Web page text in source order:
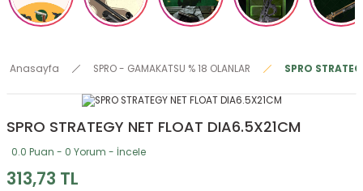
Anasayfa SPRO - GAMAKATSU % 18 OLANLAR SPRO
SPRO STRATEGY NET FLOAT DIA6.5X21CM
0.0 Puan - 0 Yorum - İncele
313,73 TL